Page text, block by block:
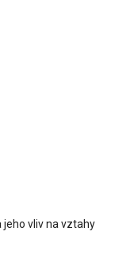
jeho vliv na vztahy